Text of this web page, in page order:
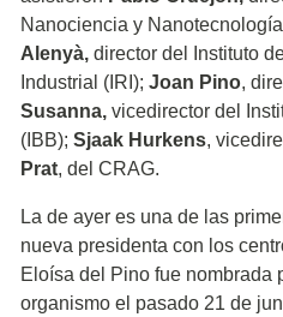
Nanociencia y
Alenyà, director del Instituto
Industrial (IRI); Joan Pino,
Susanna, vicedirector del
(IBB); Sjaak Hurkens,
Prat, del CRAG.
La de ayer es una de las
nueva presidenta con los
Eloísa del Pino fue nombrada
organismo el pasado 21 de